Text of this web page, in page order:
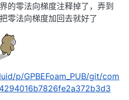
的零法向梯度注释掉了，弄到
零法向梯度加回去就好了
p/GPBEFoam_PUB/git/com